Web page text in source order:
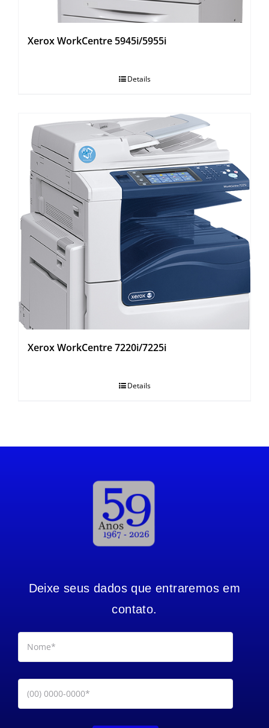
Xerox WorkCentre 5945i/5955i
Details
Xerox WorkCentre 7220i/7225i
Details
Deixe seus dados que entraremos em
contato.